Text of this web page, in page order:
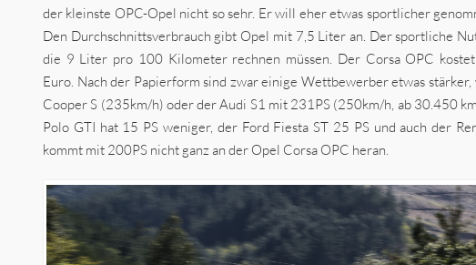
der kleinste OPC-Opel nicht so sehr. Er will eher etwas sportlicher
Den Durchschnittsverbrauch gibt Opel mit 7,5 Liter an. Der sportliche
die 9 Liter pro 100 Kilometer rechnen müssen. Der Corsa OPC
Euro. Nach der Papierform sind zwar einige Wettbewerber etwas
Cooper S (235km/h) oder der Audi S1 mit 231PS (250km/h, ab 30.450
Polo GTI hat 15 PS weniger, der Ford Fiesta ST 25 PS und auch der
kommt mit 200PS nicht ganz an der Opel Corsa OPC heran.